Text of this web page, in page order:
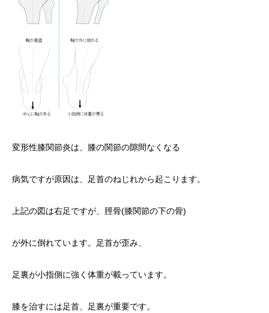
変形性膝関節炎は、膝の関節の隙間なくなる
病気ですが原因は、足首のねじれから起こります。
上記の図は右足ですが、脛骨(膝関節の下の骨)
が外に倒れています。足首が歪み、
足裏が小指側に強く体重が載っています。
膝を治すには足首、足裏が重要です。